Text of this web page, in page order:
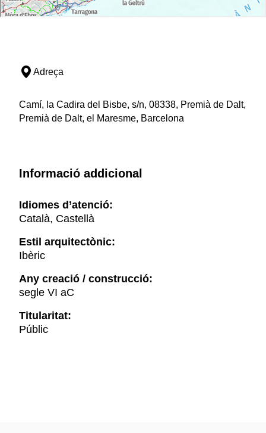
Adreça
Camí, la Cadira del Bisbe, s/n, 08338, Premià de Dalt,
Premià de Dalt, el Maresme, Barcelona
Informació addicional
Idiomes d’atenció:
Català, Castellà
Estil arquitectònic:
Ibèric
Any creació / construcció:
segle VI aC
Titularitat:
Públic